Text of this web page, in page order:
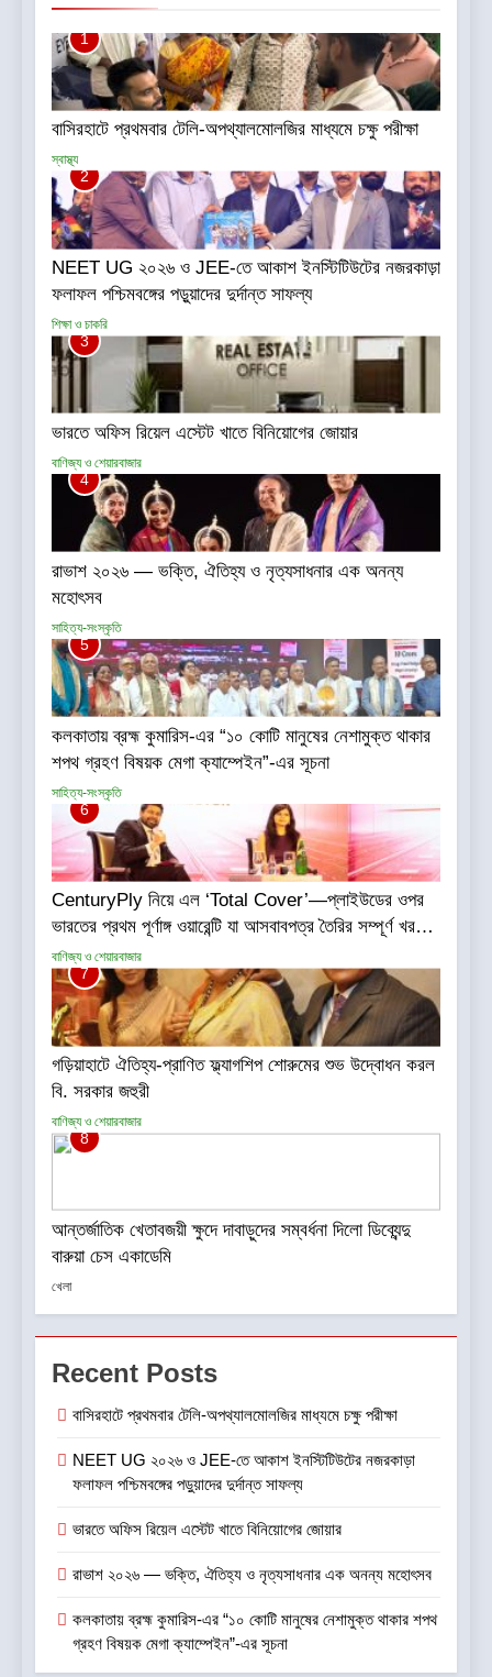
1
বাসিরহাটে প্রথমবার টেলি-অপথ্যালমোলজির মাধ্যমে চক্ষু পরীক্ষা
স্বাস্থ্য
2
NEET UG ২০২৬ ও JEE-তে আকাশ ইনস্টিটিউটের নজরকাড়া
ফলাফল পশ্চিমবঙ্গের পড়ুয়াদের দুর্দান্ত সাফল্য
শিক্ষা ও চাকরি
3
ভারতে অফিস রিয়েল এস্টেট খাতে বিনিয়োগের জোয়ার
বাণিজ্য ও শেয়ারবাজার
4
রাভাশ ২০২৬ — ভক্তি, ঐতিহ্য ও নৃত্যসাধনার এক অনন্য
মহোৎসব
সাহিত্য-সংস্কৃতি
5
কলকাতায় ব্রহ্ম কুমারিস-এর “১০ কোটি মানুষের নেশামুক্ত থাকার
শপথ গ্রহণ বিষয়ক মেগা ক্যাম্পেইন”-এর সূচনা
সাহিত্য-সংস্কৃতি
6
CenturyPly নিয়ে এল ‘Total Cover’—প্লাইউডের ওপর
ভারতের প্রথম পূর্ণাঙ্গ ওয়ারেন্টি যা আসবাবপত্র তৈরির সম্পূর্ণ খরচ
পুষিয়ে দেয়
বাণিজ্য ও শেয়ারবাজার
7
গড়িয়াহাটে ঐতিহ্য-প্রাণিত ফ্ল্যাগশিপ শোরুমের শুভ উদ্বোধন করল
বি. সরকার জহুরী
বাণিজ্য ও শেয়ারবাজার
8
আন্তর্জাতিক খেতাবজয়ী ক্ষুদে দাবাড়ুদের সম্বর্ধনা দিলো ডিব্যেন্দু
বারুয়া চেস একাডেমি
খেলা
Recent Posts
বাসিরহাটে প্রথমবার টেলি-অপথ্যালমোলজির মাধ্যমে চক্ষু পরীক্ষা
NEET UG ২০২৬ ও JEE-তে আকাশ ইনস্টিটিউটের নজরকাড়া
ফলাফল পশ্চিমবঙ্গের পড়ুয়াদের দুর্দান্ত সাফল্য
ভারতে অফিস রিয়েল এস্টেট খাতে বিনিয়োগের জোয়ার
রাভাশ ২০২৬ — ভক্তি, ঐতিহ্য ও নৃত্যসাধনার এক অনন্য মহোৎসব
কলকাতায় ব্রহ্ম কুমারিস-এর “১০ কোটি মানুষের নেশামুক্ত থাকার শপথ
গ্রহণ বিষয়ক মেগা ক্যাম্পেইন”-এর সূচনা